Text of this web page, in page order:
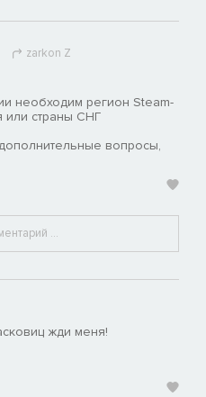
zarkon Z
необходим регион Steam-
или страны СНГ
вопросы,
жди меня!